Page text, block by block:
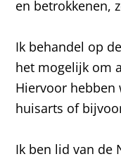
en betrokkenen,
Ik behandel op
het mogelijk om
Hiervoor hebben
huisarts of
Ik ben lid van de